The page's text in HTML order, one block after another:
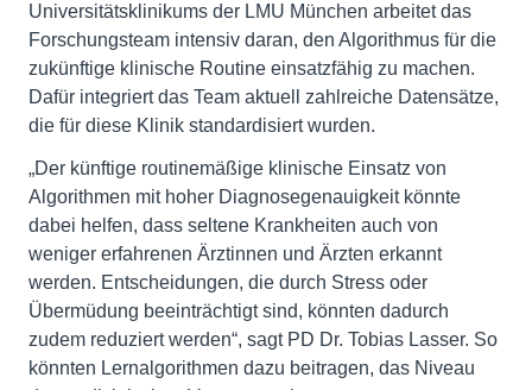
Universitätsklinikums der LMU München arbeitet das
Forschungsteam intensiv daran, den Algorithmus für die
zukünftige klinische Routine einsatzfähig zu machen.
Dafür integriert das Team aktuell zahlreiche Datensätze,
die für diese Klinik standardisiert wurden.
„Der künftige routinemäßige klinische Einsatz von
Algorithmen mit hoher Diagnosegenauigkeit könnte
dabei helfen, dass seltene Krankheiten auch von
weniger erfahrenen Ärztinnen und Ärzten erkannt
werden. Entscheidungen, die durch Stress oder
Übermüdung beeinträchtigt sind, könnten dadurch
zudem reduziert werden“, sagt PD Dr. Tobias Lasser. So
könnten Lernalgorithmen dazu beitragen, das Niveau